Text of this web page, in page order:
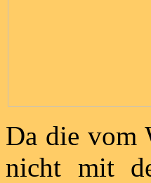
Da die vom
nicht mit